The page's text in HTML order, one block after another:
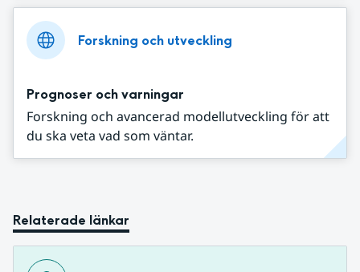
Forskning och utveckling
Prognoser och varningar
Forskning och avancerad modellutveckling för att
du ska veta vad som väntar.
Relaterade länkar